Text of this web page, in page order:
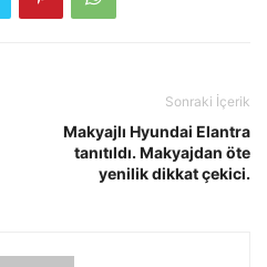
Sonraki İçerik
Makyajlı Hyundai Elantra
tanıtıldı. Makyajdan öte
yenilik dikkat çekici.